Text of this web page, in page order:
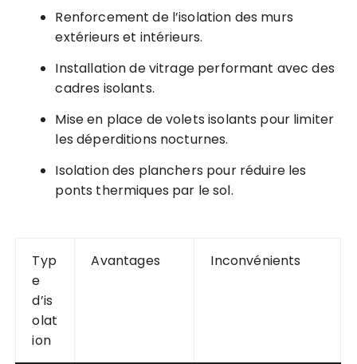
Renforcement de l’isolation des murs
extérieurs et intérieurs.
Installation de vitrage performant avec des
cadres isolants.
Mise en place de volets isolants pour limiter
les déperditions nocturnes.
Isolation des planchers pour réduire les
ponts thermiques par le sol.
Typ
e
d’is
olat
ion
Avantages Inconvénients